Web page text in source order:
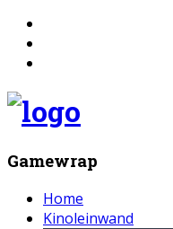
Gamewrap
Home
Kinoleinwand